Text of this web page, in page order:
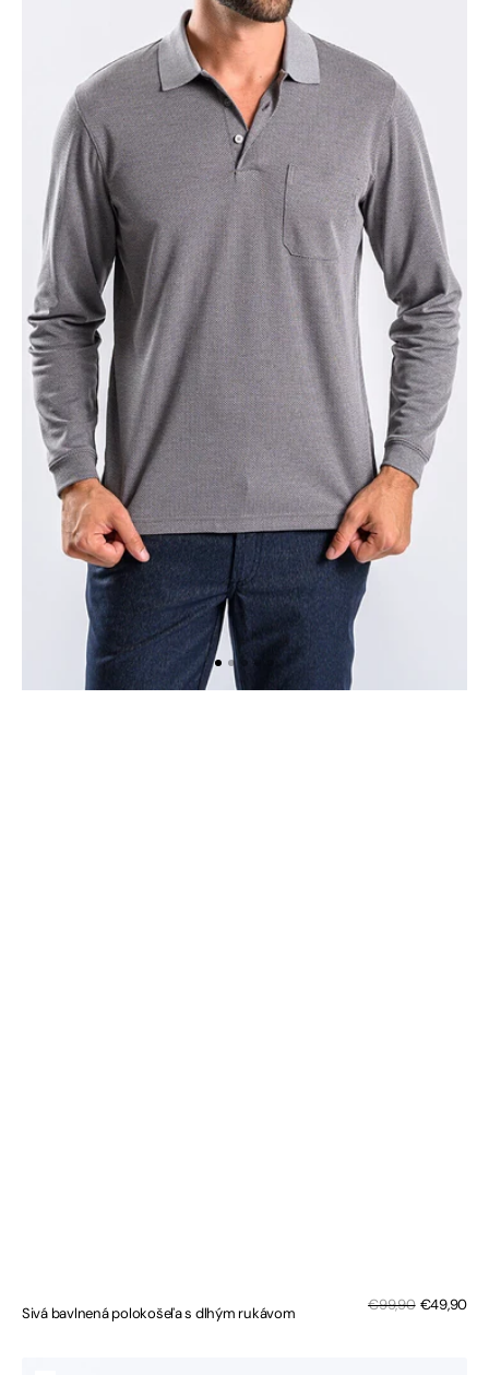
Sivá bavlnená polokošeľa s dlhým rukávom
Bežná
€99,90 €49,90